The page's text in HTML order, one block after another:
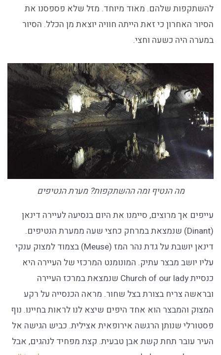
להשתקפות שלהם. מאוד מיוחד. מזל שלא פספסנו את
הסיור האחרון כי זאת הייתה חוויה יוצאת מן הכלל. הסיור
במערה היה כשעה וחצי.
מה הנטיף ומה ההשתקפות? מערת הנטיפים
עייפים אך מרוצים, סיימנו את היום בנסיעה לעיירה דינאן
(Dinant) שנמצאת במרחק כחצי שעה ממערת הנטיפים.
דינאן יושבת על גדת נהר המז (Meuse) בצמוד למצוק ענקי
עליו יושב מבצר עתיק. המונומנט המרכזי של העיירה היא
כנסיית Church of our lady שנמצאת במרכז העיירה
ובראשה צריח בצורת בצל שחור. מראה הכנסייה על רקע
המצוק והמבצר הוא אחד היפים שיצא לנו לראות בחיינו. נוף
פסטורלי שנותן הרגשה אירופאית אצילית. כביש הגישה אל
העיר עובר תחת קשת אבן טבעית. קצת מפחיד לנהגים, אבל